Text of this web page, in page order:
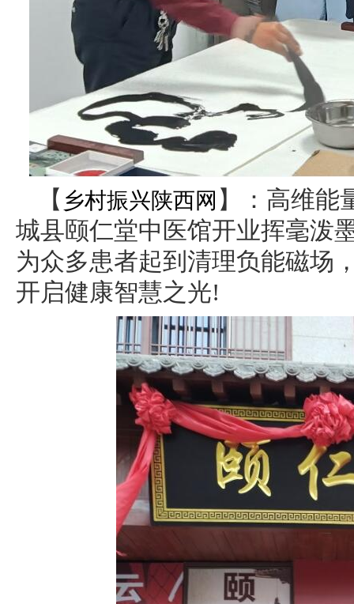
【 乡村振兴陕西网 】：高维能
城县颐仁堂中医馆开业挥毫泼
为众多患者起到清理负能磁场
开启健康智慧之光!